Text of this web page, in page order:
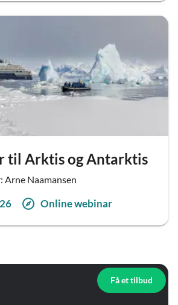
Få et tilbud
til Arktis og Antarktis
Arne Naamansen
Online webinar